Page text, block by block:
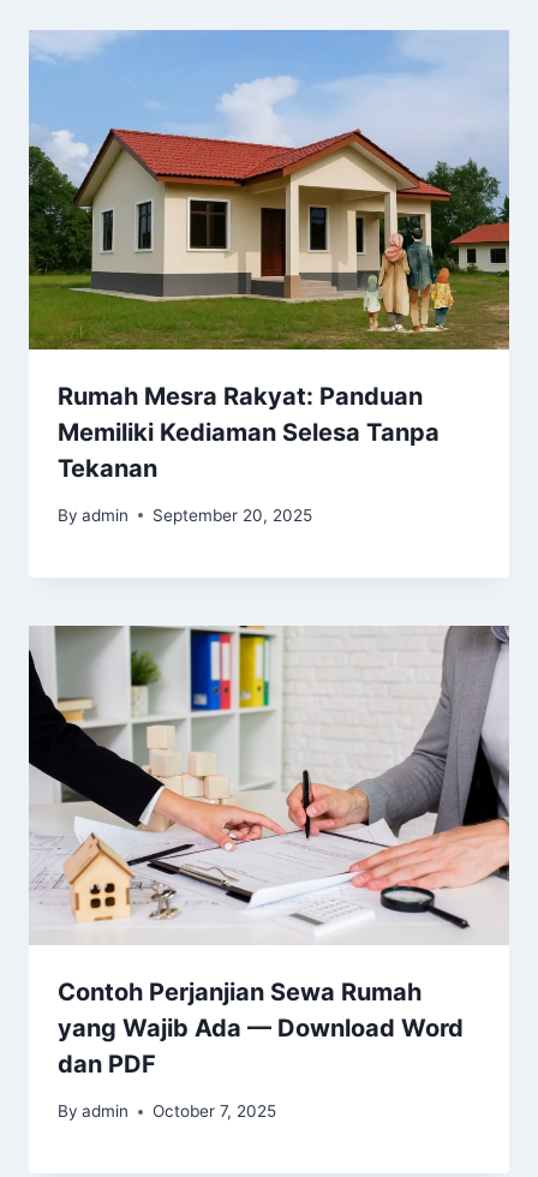
Rumah Mesra Rakyat: Panduan
Memiliki Kediaman Selesa Tanpa
Tekanan
By admin September 20, 2025
Contoh Perjanjian Sewa Rumah
yang Wajib Ada — Download Word
dan PDF
By admin October 7, 2025